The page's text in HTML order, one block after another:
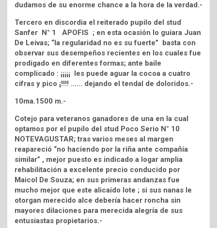
dudamos de su enorme chance a la hora de la verdad.-
Tercero en discordia el reiterado pupilo del stud
Sanfer N° 1 APOFIS ; en esta ocasión lo guiara Juan
De Leivas; “la regularidad no es su fuerte” basta con
observar sus desempeños recientes en los cuales fue
prodigado en diferentes formas; ante baile
complicado : ¡¡¡¡¡ les puede aguar la cocoa a cuatro
cifras y pico ¡!!!! …… dejando el tendal de doloridos.-
10ma.1500 m.-
Cotejo para veteranos ganadores de una en la cual
optamos por el pupilo del stud Poco Serio N° 10
NOTEVAGUSTAR; tras varios meses al margen
reapareció “no haciendo por la riña ante compañía
similar” , mejor puesto es indicado a logar amplia
rehabilitación a excelente precio conducido por
Maicol De Souza; en sus primeras andanzas fue
mucho mejor que este alicaído lote ; si sus nanas le
otorgan merecido alce debería hacer roncha sin
mayores dilaciones para merecida alegría de sus
entusiastas propietarios.-